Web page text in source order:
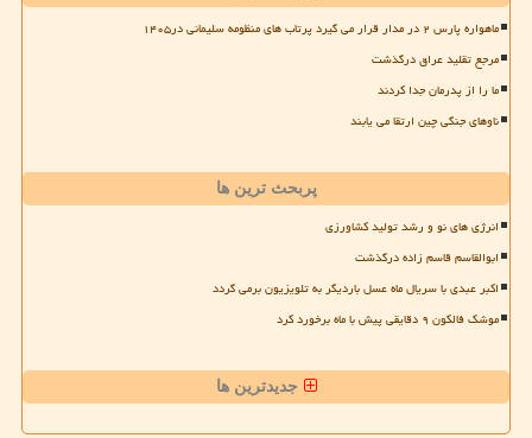
ماهواره پارس ۲ در مدار قرار می گیرد پرتاب های منظومه سلیمانی در۱۴۰۵
مرجع تقلید عراق درگذشت
ما را از پدرمان جدا کردند
ناوهای جنگی چین ارتقا می یابند
پربحث ترین ها
انرژی های نو و رشد تولید کشاورزی
ابوالقاسم قاسم زاده درگذشت
اکبر عبدی با سریال ماه عسل باردیگر به تلویزیون برمی گردد
موشک فالکون ۹ دقایقی پیش با ماه برخورد کرد
جدیدترین ها